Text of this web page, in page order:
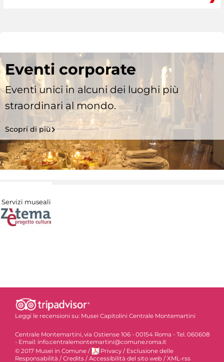
Eventi corporate
Eventi unici in alcuni dei luoghi più
straordinari al mondo.
Scopri di più
Servizi museali
Leggi le recensioni su: Musei Capitolini Centrale Montemartini
Centrale Montemartini, via Ostiense 106 - 00154 Roma - Tel. 060608
- Email: info.centralemontemartini@comune.roma.it
© 2017 Musei in Comune / Privacy / Esclusione delle
Responsabilità / Credits / Accessibilità del sito web / XML-rss